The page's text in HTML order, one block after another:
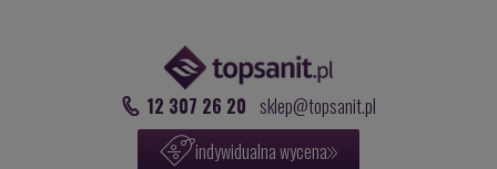
12 307 26 20 sklep@topsanit.pl
indywidualna wycena